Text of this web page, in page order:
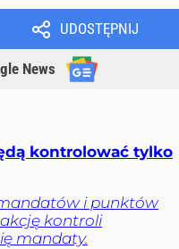
UDOSTĘPNIJ
News
kontrolować tylko
i punktów
kontroli
mandaty.